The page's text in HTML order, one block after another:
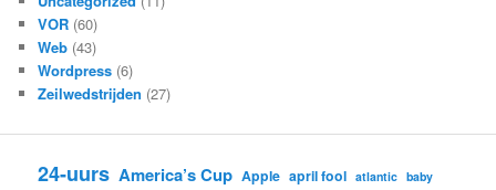
VOR (60)
Web (43)
Wordpress (6)
Zeilwedstrijden (27)
24-uurs America’s Cup Apple april fool atlantic baby